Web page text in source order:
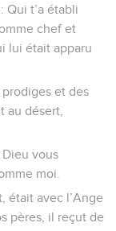
Qui t’a établi
chef et
lui était apparu
prodiges et des
au désert,
Dieu vous
moi.
était avec l’Ange
pères, il reçut de